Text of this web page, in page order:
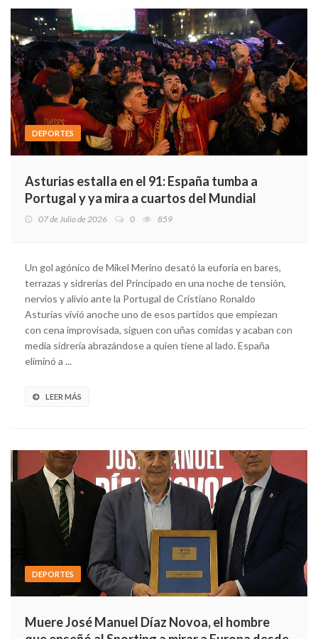
DEPORTES
Asturias estalla en el 91: España tumba a
Portugal y ya mira a cuartos del Mundial
07 de Julio de 2026 0 859
Un gol agónico de Mikel Merino desató la euforia en bares,
terrazas y sidrerías del Principado en una noche de tensión,
nervios y alivio ante la Portugal de Cristiano Ronaldo
Asturias vivió anoche uno de esos partidos que empiezan
con cena improvisada, siguen con uñas comidas y acaban con
media sidrería abrazándose a quien tiene al lado. España
eliminó a ...
LEER MÁS
DEPORTES
Muere José Manuel Díaz Novoa, el hombre